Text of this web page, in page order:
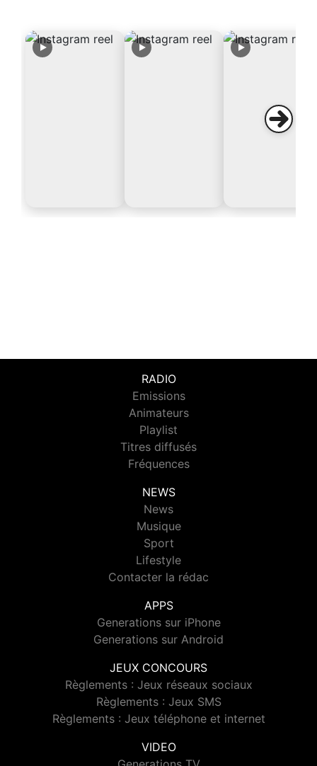
RADIO
Emissions
Animateurs
Playlist
Titres diffusés
Fréquences
NEWS
News
Musique
Sport
Lifestyle
Contacter la rédac
APPS
Generations sur iPhone
Generations sur Android
JEUX CONCOURS
Règlements : Jeux réseaux sociaux
Règlements : Jeux SMS
Règlements : Jeux téléphone et internet
VIDEO